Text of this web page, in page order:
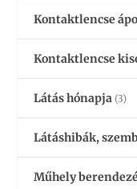
Kontaktlencse
Kontaktlencse
Látás hónapja (3)
Látáshibák,
Műhely